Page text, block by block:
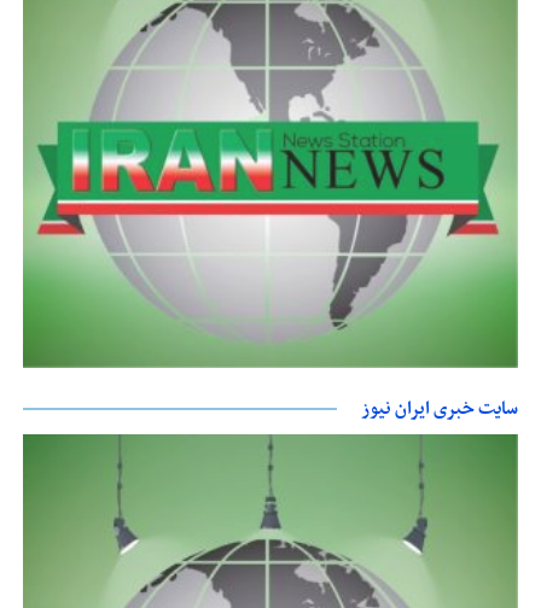
سایت خبری ایران نیوز